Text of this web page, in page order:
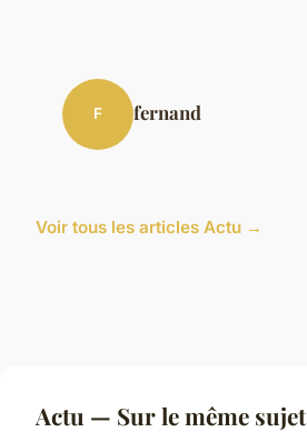
F fernand
Voir tous les articles Actu →
Actu — Sur le même sujet